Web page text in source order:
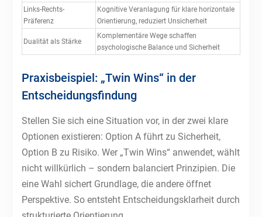
Links-Rechts-
Präferenz
Kognitive Veranlagung für klare horizontale
Orientierung, reduziert Unsicherheit
Dualität als Stärke
Komplementäre Wege schaffen
psychologische Balance und Sicherheit
Praxisbeispiel: „Twin Wins“ in der
Entscheidungsfindung
Stellen Sie sich eine Situation vor, in der zwei klare
Optionen existieren: Option A führt zu Sicherheit,
Option B zu Risiko. Wer „Twin Wins“ anwendet, wählt
nicht willkürlich – sondern balanciert Prinzipien. Die
eine Wahl sichert Grundlage, die andere öffnet
Perspektive. So entsteht Entscheidungsklarheit durch